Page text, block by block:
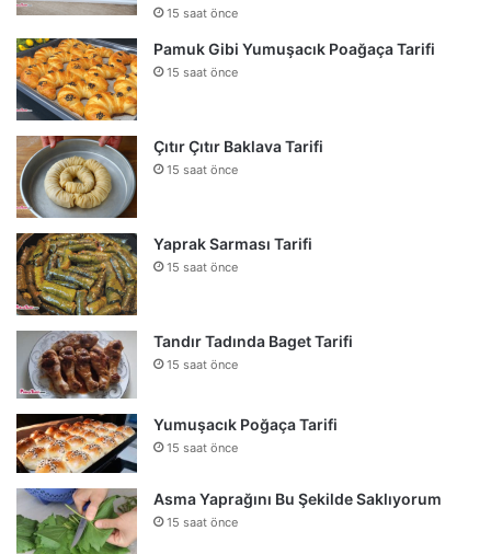
15 saat önce
Pamuk Gibi Yumuşacık Poağaça Tarifi
15 saat önce
Çıtır Çıtır Baklava Tarifi
15 saat önce
Yaprak Sarması Tarifi
15 saat önce
Tandır Tadında Baget Tarifi
15 saat önce
Yumuşacık Poğaça Tarifi
15 saat önce
Asma Yaprağını Bu Şekilde Saklıyorum
15 saat önce